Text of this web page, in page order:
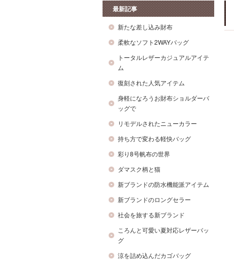
最新記事
新たな差し込み財布
柔軟なソフト2WAYバッグ
トータルレザーカジュアルアイテ
ム
復刻された人気アイテム
身軽になろうお財布ショルダーバ
ッグで
リモデルされたニューカラー
持ち方で変わる軽快バッグ
彩り8号帆布の世界
ダマスク柄と猫
新ブランドの防水機能派アイテム
新ブランドのロングセラー
社会を旅する新ブランド
ころんと可愛い夏対応レザーバッ
グ
涼を詰め込んだカゴバッグ